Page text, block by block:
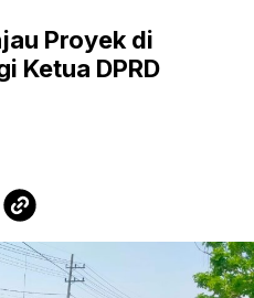
Proyek di
Ketua DPRD